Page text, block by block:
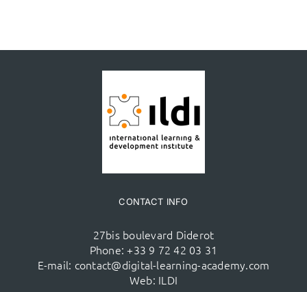
CONTACT INFO
27bis boulevard Diderot
Phone: +33 9 72 42 03 31
E-mail: contact@digital-learning-academy.com
Web: ILDI